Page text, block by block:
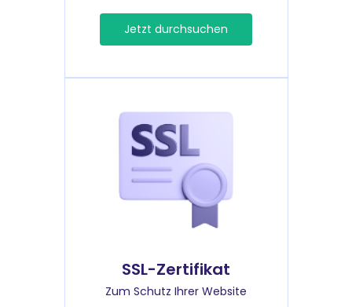
Jetzt durchsuchen
SSL-Zertifikat
Zum Schutz Ihrer Website